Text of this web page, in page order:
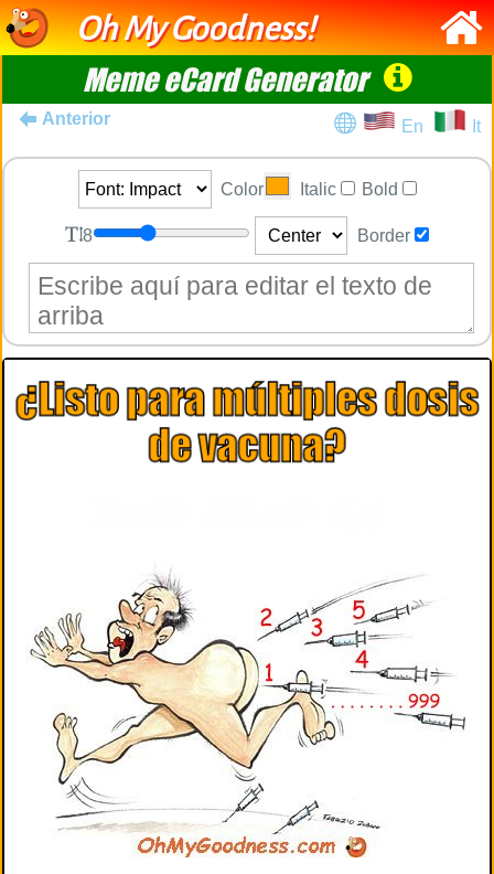
Oh My Goodness!
Meme eCard Generator
Anterior En It
Color Italic Bold
8 Border